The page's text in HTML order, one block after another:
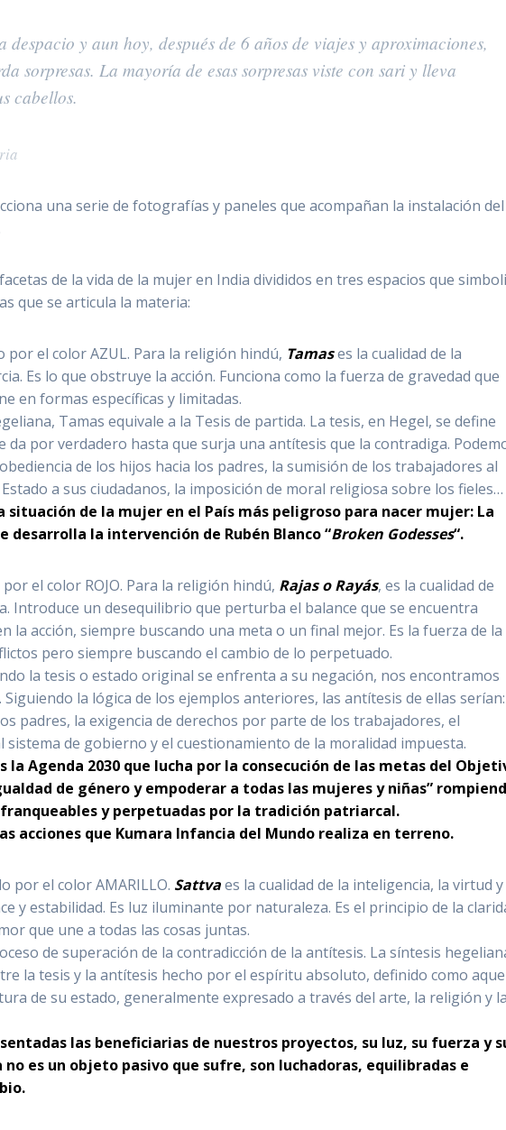
y aun hoy, después de 6 años de viajes y aproximaciones,
sorpresas. La mayoría de esas sorpresas viste con sari y lleva
cabellos.
una serie de fotografías y paneles que acompañan la instalación del
de la vida de la mujer en India divididos en tres espacios que
que se articula la materia:
por el color AZUL. Para la religión hindú, Tamases la cualidad de la
Es lo que obstruye la acción. Funciona como la fuerza de gravedad que
en formas específicas y limitadas.
Tamas equivale a la Tesis de partida. La tesis, en Hegel, se define
da por verdadero hasta que surja una antítesis que la contradiga.
de los hijos hacia los padres, la sumisión de los trabajadores al
a sus ciudadanos, la imposición de moral religiosa sobre los fieles…
de la mujer en el País más peligroso para nacer mujer: La
desarrolla la intervención de Rubén Blanco “Broken Godesses“.
el color ROJO. Para la religión hindú, Rajas o Rayás, es la cualidad de
Introduce un desequilibrio que perturba el balance que se encuentra
la acción, siempre buscando una meta o un final mejor. Es la fuerza de la
pero siempre buscando el cambio de lo perpetuado.
la tesis o estado original se enfrenta a su negación, nos encontramos
la lógica de los ejemplos anteriores, las antítesis de ellas
padres, la exigencia de derechos por parte de los trabajadores, el
de gobierno y el cuestionamiento de la moralidad impuesta.
la Agenda 2030 que lucha por la consecución de las metas del
de género y empoderar a todas las mujeres y niñas”
y perpetuadas por la tradición patriarcal.
acciones que Kumara Infancia del Mundo realiza en terreno.
por el color AMARILLO. Sattvaes la cualidad de la inteligencia, la virtud
y estabilidad. Es luz iluminante por naturaleza. Es el principio de la
que une a todas las cosas juntas.
de superación de la contradicción de la antítesis. La síntesis
la tesis y la antítesis hecho por el espíritu absoluto, definido como
de su estado, generalmente expresado a través del arte, la religión y
las beneficiarias de nuestros proyectos, su luz, su fuerza y
es un objeto pasivo que sufre, son luchadoras, equilibradas e